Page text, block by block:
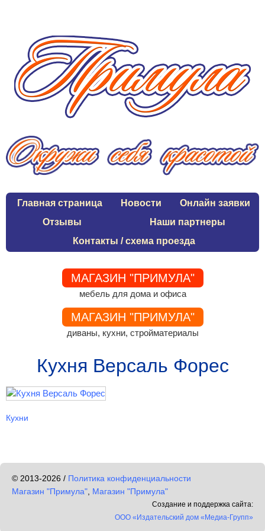
Главная страница Новости
Онлайн заявки
Отзывы
Наши партнеры
Контакты / схема проезда
МАГАЗИН "ПРИМУЛА"
мебель для дома и офиса
МАГАЗИН "ПРИМУЛА"
диваны, кухни, стройматериалы
Кухня Версаль Форес
Кухни
© 2013-2026 / Политика конфиденциальности
Магазин "Примула", Магазин "Примула"
Создание и поддержка сайта:
ООО «Издательский дом «Медиа-Групп»